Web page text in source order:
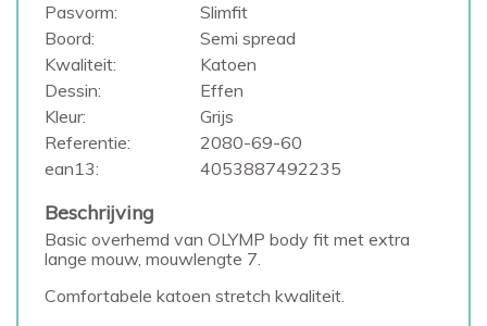
Pasvorm:
Slimfit
Boord:
Semi spread
Kwaliteit:
Katoen
Dessin:
Effen
Kleur:
Grijs
Referentie:
2080-69-60
ean13:
4053887492235
Beschrijving
Basic overhemd van OLYMP body fit met extra
lange mouw, mouwlengte 7.
Comfortabele katoen stretch kwaliteit.